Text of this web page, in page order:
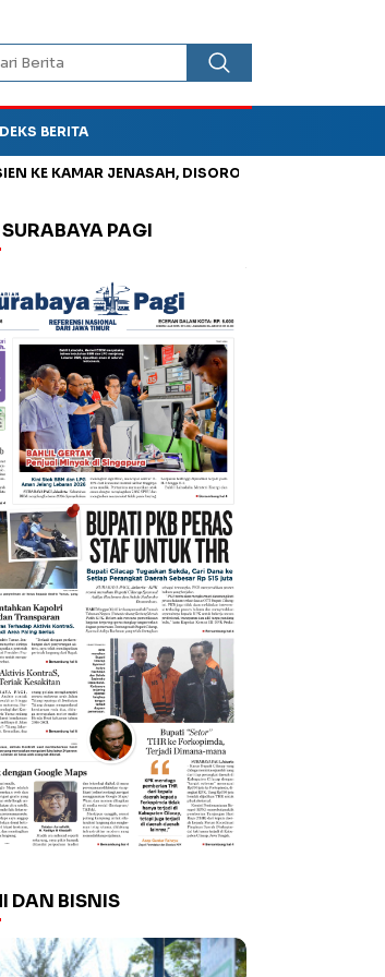
BERITA
KAMAR JENASAH, DISOROT
PAGI
DAN BISNIS